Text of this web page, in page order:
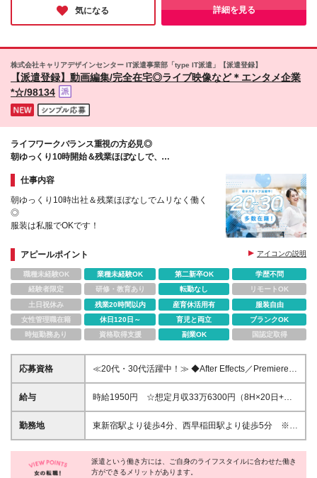
を そのまま当社にぶつけてください！ 万全の体制で
お待ちしております♪
北海道、その他地域の⽅】 ⽉給20万円〜50万円＋役
職⼿当＋インセンティブ賞与 （固定残業代含む︓20
無料・お祝い⾦最⼤20万円あり︕ ※新居の内覧や契
約なども丁寧にサポートします︕ ※試用期間中でも福
代、⼀律⽉25,580円を含む。超過分は⽀給） ※経験
者枠︓実務経験2年以上 少数募集 ※経験・スキルを考
しサポートもあり︕ ┗オンラインで簡単に新居を内
展開を進めつつ「北海道」にも進出予定︕ これから
は全国への展開も予定する急成⻑企業なんです◎
給与を貰いながら、Web知識や動画編集スキルをゼロから学べる
研修をはじめ、
『人』にフォーカスしているからこそ、ワークライフバランスも
ここからキャリアを形成したい方にぜひ挑戦していただきたいで
す。
気になる 詳細を見る
株式会社キャリアデザインセンター IT派遣事業部「type IT派遣」【派遣登録】
【派遣登録】動画編集/完全在宅◎ライブ映像など＊エンタメ企業
*☆/98134
ライフワークバランス重視の方必見◎
朝ゆっくり10時開始＆残業ほぼなしで、
仕事内容
朝ゆっくり10時出社＆残業ほぼなしでムリなく働く
◎
服装は私服でOKです！
アピールポイント アイコンの説明
職種未経験OK 業種未経験OK 第二新卒OK
学歴不問
経験者限定
研修・教育あり 転勤なし
リモートOK
土日祝休み
残業20時間以内 産育休活用有
服装自由
女性管理職在籍
休日120日～ 育児と両立
ブランクOK
時短勤務あり
資格取得支援 副業OK 国認定取得
応募資格
≪20代・30代活躍中！≫ ◆After Effects／Premiere
Proを使用した動画編集の経験 ※ブランクがある方や
これまでのご経験に自信がない方も、まずはお気軽に
だけると、面談までがスムーズです！
給与
時給1950円 ☆想定月収33万6300円（8H×20日+残
業10H） ※交通費全額支給
勤務地
東新宿駅より徒歩4分、西早稲田駅より徒歩5分 ※赤
坂オフィス：溜池山王駅より徒歩5分 ▼服装：私服 ▼
受動喫煙対策：屋内禁煙
派遣という働き方には、ご自身のライフスタイルに合わせた働き
方ができるメリットがあります。